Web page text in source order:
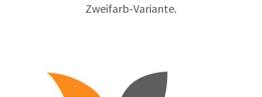
Zweifarb-Variante.